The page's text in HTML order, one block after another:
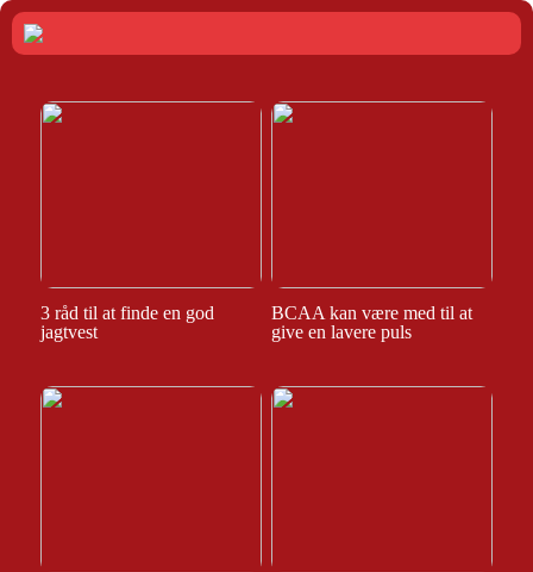
3 råd til at finde en god
jagtvest
BCAA kan være med til at
give en lavere puls